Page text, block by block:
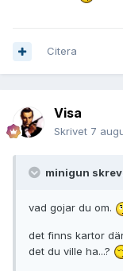
Citera
Visa
Skrivet 7
minigun
vad gojar du om.
det finns kartor
det du ville ha...?